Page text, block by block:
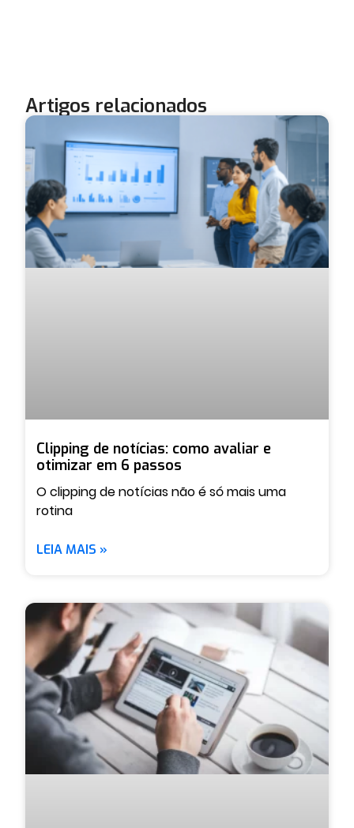
Artigos relacionados
Clipping de notícias: como avaliar e
otimizar em 6 passos
O clipping de notícias não é só mais uma
rotina
LEIA MAIS »